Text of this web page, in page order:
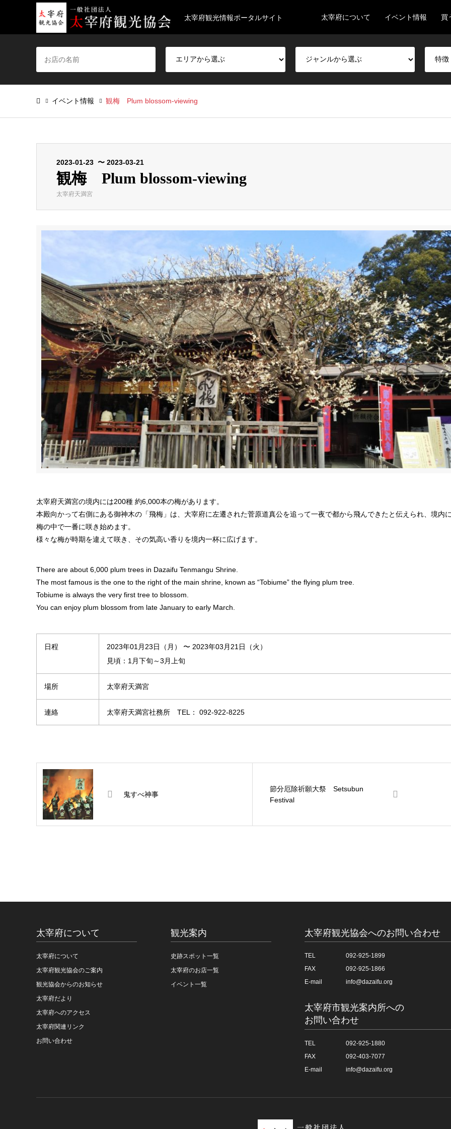
太宰府観光情報ポータルサイト 太宰府について イベント情報 買
イベント情報 観梅 Plum blossom-viewing
2023-01-23 〜 2023-03-21
観梅 Plum blossom-viewing
太宰府天満宮
太宰府天満宮の境内には200種 約6,000本の梅があります。
本殿向かって右側にある御神木の「飛梅」は、大宰府に左遷された菅原道真公を追って一夜で都から飛んできたと伝えられ、境内
梅の中で一番に咲き始めます。
様々な梅が時期を違えて咲き、その気高い香りを境内一杯に広げます。
There are about 6,000 plum trees in Dazaifu Tenmangu Shrine.
The most famous is the one to the right of the main shrine, known as “Tobiume” the flying plum tree.
Tobiume is always the very first tree to blossom.
You can enjoy plum blossom from late January to early March.
日程
2023年01月23日（月） 〜 2023年03月21日（火）
見頃：1月下旬～3月上旬
場所 太宰府天満宮
連絡 太宰府天満宮社務所 TEL： 092-922-8225
鬼すべ神事
節分厄除祈願大祭 Setsubun
Festival
太宰府について
太宰府について
太宰府観光協会のご案内
観光協会からのお知らせ
太宰府だより
太宰府へのアクセス
太宰府関連リンク
お問い合わせ
観光案内
史跡スポット一覧
太宰府のお店一覧
イベント一覧
太宰府観光協会へのお問い合わせ
TEL
092-925-1899
FAX
092-925-1866
E-mail
info@dazaifu.org
太宰府市観光案内所への
お問い合わせ
TEL
092-925-1880
FAX
092-403-7077
E-mail
info@dazaifu.org